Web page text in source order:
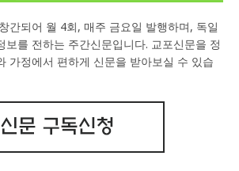
간되어 월 4회, 매주 금요일 발행하며, 독일
보를 전하는 주간신문입니다. 교포신문을 정
가정에서 편하게 신문을 받아보실 수 있습